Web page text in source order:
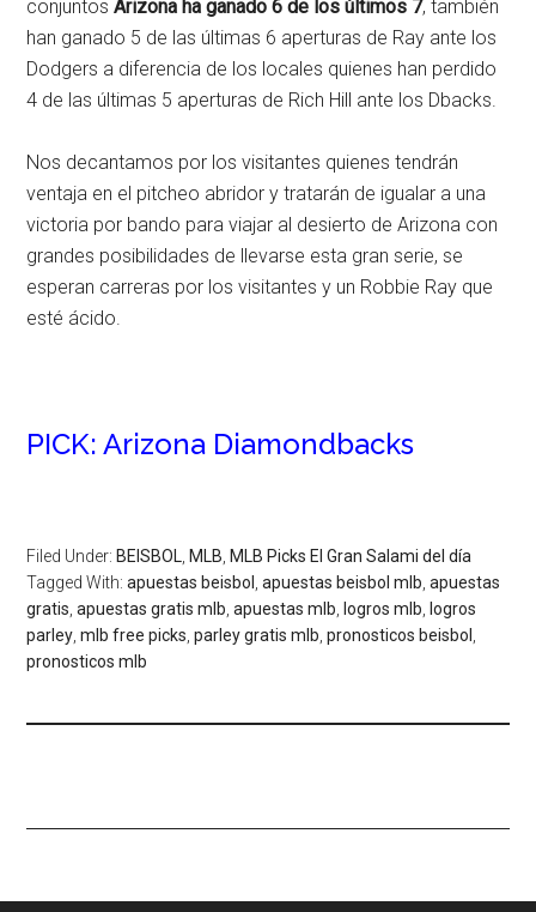
conjuntosArizona ha ganado 6 de los últimos 7, también
han ganado 5 de las últimas 6 aperturas de Ray ante los
Dodgers a diferencia de los locales quienes han perdido
4 de las últimas 5 aperturas de Rich Hill ante los Dbacks.
Nos decantamos por los visitantes quienes tendrán
ventaja en el pitcheo abridor y tratarán de igualar a una
victoria por bando para viajar al desierto de Arizona con
grandes posibilidades de llevarse esta gran serie, se
esperan carreras por los visitantes y un Robbie Ray que
esté ácido.
PICK: Arizona Diamondbacks
Filed Under:BEISBOL ,MLB ,MLB Picks El Gran Salami del día
Tagged With:apuestas beisbol ,apuestas beisbol mlb ,apuestas
gratis ,apuestas gratis mlb ,apuestas mlb ,logros mlb ,logros
parley ,mlb free picks ,parley gratis mlb ,pronosticos beisbol
pronosticos mlb